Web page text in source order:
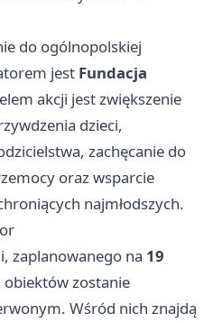
do ogólnopolskiej
jest Fundacja
akcji jest zwiększenie
dzieci,
zachęcanie do
oraz wsparcie
najmłodszych.
zaplanowanego na 19
obiektów zostanie
Wśród nich znajdą